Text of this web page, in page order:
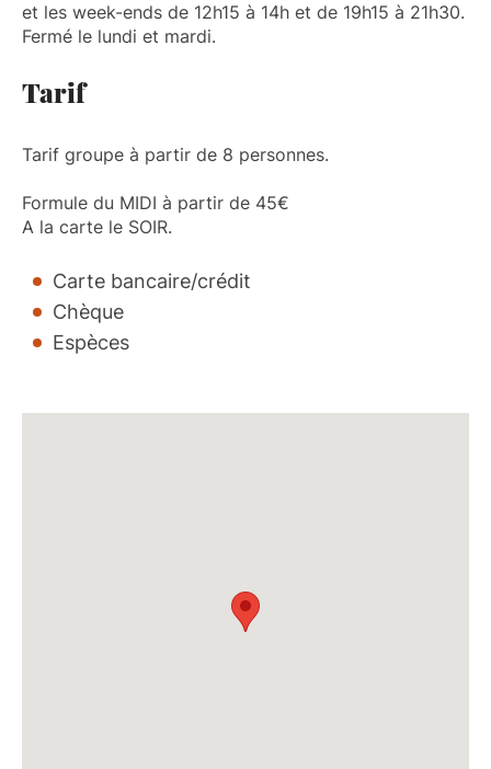
et les week-ends de 12h15 à 14h et de 19h15 à 21h30.
Fermé le lundi et mardi.
Tarif
Tarif groupe à partir de 8 personnes.
Formule du MIDI à partir de 45€
A la carte le SOIR.
Carte bancaire/crédit
Chèque
Espèces